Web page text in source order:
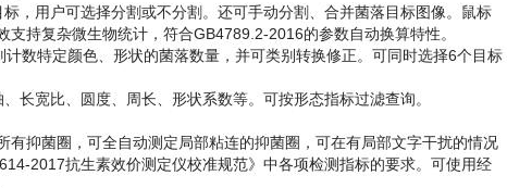
，用户可选择分割或不分割。还可手动分割、合并菌落目标图像。鼠标
持复杂微生物统计，符合GB4789.2-2016的参数自动换算特性。
数特定颜色、形状的菌落数量，并可类别转换修正。可同时选择6个目标
长宽比、圆度、周长、形状系数等。可按形态指标过滤查询。
有抑菌圈，可全自动测定局部粘连的抑菌圈，可在有局部文字干扰的情况
2017抗生素效价测定仪校准规范》中各项检测指标的要求。可使用经